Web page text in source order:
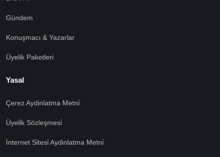
Gündem
Konuşmacı & Yazarlar
Üyelik Paketleri
Yasal
Çerez Aydinlatma Metni̇
Üyeli̇k Sözleşmesi̇
İnternet Si̇tesi̇ Aydinlatma Metni̇